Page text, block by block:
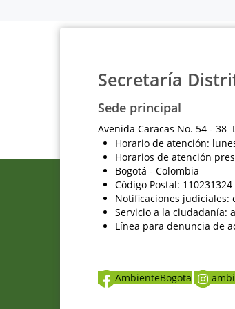
Secretaría
Sede principal
Avenida Caracas No. 54 - 38
Horario de atención:
Horarios de atención
Bogotá - Colombia
Código Postal: 110231324
Notificaciones judiciales:
Servicio a la ciudadanía:
Línea para denuncia de
AmbienteBogota